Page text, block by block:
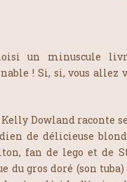
un minuscule
! Si, si, vous allez
Kelly Dowland raconte
de délicieuse
fan de lego et de
du gros doré (son